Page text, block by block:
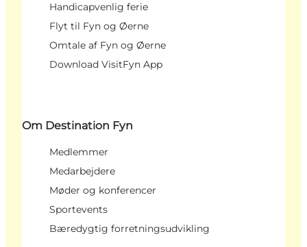
Handicapvenlig ferie
Flyt til Fyn og Øerne
Omtale af Fyn og Øerne
Download VisitFyn App
Om Destination Fyn
Medlemmer
Medarbejdere
Møder og konferencer
Sportevents
Bæredygtig forretningsudvikling